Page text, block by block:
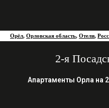
Орёл,Орловская область,Отели,
2-я
Апартаменты Орла на